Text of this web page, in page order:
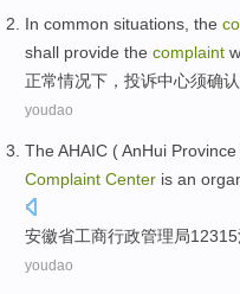
In common situations, the
shall provide the complaint
正常情况下 ， 投诉中心须确认
youdao
The AHAIC ( AnHui
Complaint Center is an
安徽省工商行政管理局12315
youdao